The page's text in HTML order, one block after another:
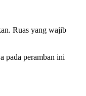
Ruas yang wajib
pada peramban ini